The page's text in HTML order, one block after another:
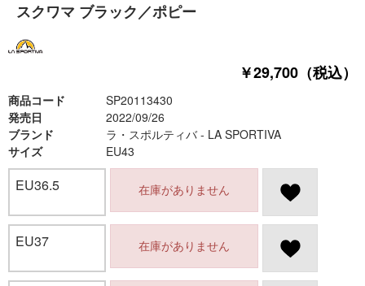
スクワマ ブラック／ポピー
￥29,700（税込）
商品コード
SP20113430
発売日
2022/09/26
ブランド
ラ・スポルティバ - LA SPORTIVA
サイズ
EU43
EU36.5 在庫がありません
EU37 在庫がありません